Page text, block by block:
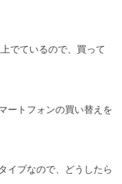
でているので、買って
ートフォンの買い替えを
イプなので、どうしたら